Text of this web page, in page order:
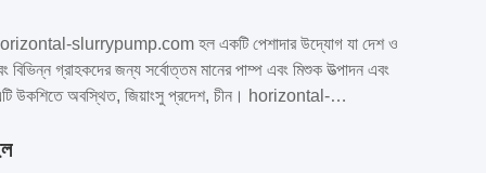
horizontal-slurrypump.com হল একটি পেশাদার উদ্যোগ যা দেশ ও
বিভিন্ন গ্রাহকদের জন্য সর্বোত্তম মানের পাম্প এবং মিশুক উত্পাদন এবং
উকশিতে অবস্থিত, জিয়াংসু প্রদেশ, চীন। horizontal-
উৎপাদন অভিজ্ঞতা আছে, প্রতিদিন ২০টি সেট উৎপাদন ক্ষমতা রয়েছে।